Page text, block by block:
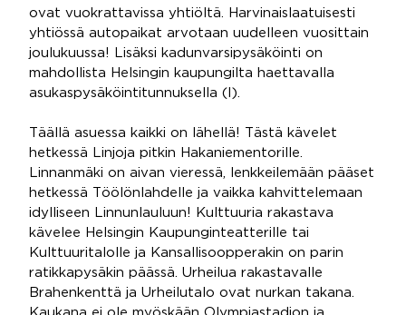
ovat vuokrattavissa yhtiöltä. Harvinaislaatuisesti
yhtiössä autopaikat arvotaan uudelleen vuosittain
joulukuussa! Lisäksi kadunvarsipysäköinti on
mahdollista Helsingin kaupungilta haettavalla
asukaspysäköintitunnuksella (I).
Täällä asuessa kaikki on lähellä! Tästä kävelet
hetkessä Linjoja pitkin Hakaniementorille.
Linnanmäki on aivan vieressä, lenkkeilemään pääset
hetkessä Töölönlahdelle ja vaikka kahvittelemaan
idylliseen Linnunlauluun! Kulttuuria rakastava
kävelee Helsingin Kaupunginteatterille tai
Kulttuuritalolle ja Kansallisoopperakin on parin
ratikkapysäkin päässä. Urheilua rakastavalle
Brahenkenttä ja Urheilutalo ovat nurkan takana.